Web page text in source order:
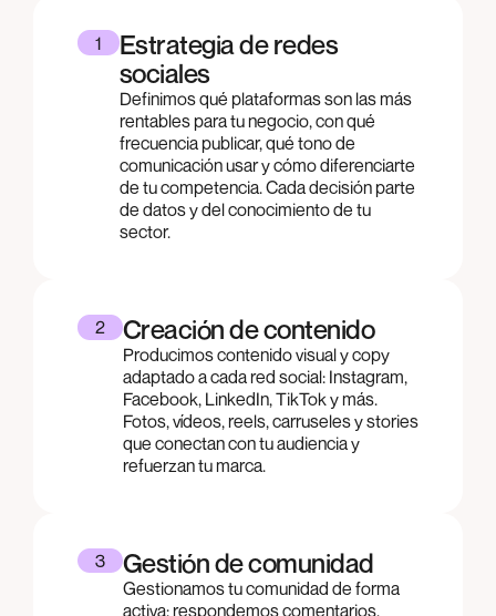
1
Estrategia de redes
sociales
Definimos qué plataformas son las más
rentables para tu negocio, con qué
frecuencia publicar, qué tono de
comunicación usar y cómo diferenciarte
de tu competencia. Cada decisión parte
de datos y del conocimiento de tu
sector.
2 Creación de contenido
Producimos contenido visual y copy
adaptado a cada red social: Instagram,
Facebook, LinkedIn, TikTok y más.
Fotos, vídeos, reels, carruseles y stories
que conectan con tu audiencia y
refuerzan tu marca.
3 Gestión de comunidad
Gestionamos tu comunidad de forma
activa: respondemos comentarios,